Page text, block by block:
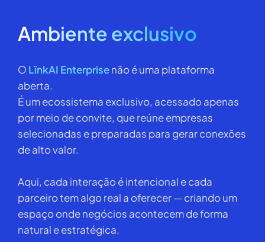
Ambiente exclusivo
O LïnkAI Enterprisenão é uma plataforma
aberta.
É um ecossistema exclusivo, acessado apenas
por meio de convite, que reúne empresas
selecionadas e preparadas para gerar conexões
de alto valor.
Aqui, cada interação é intencional e cada
parceiro tem algo real a oferecer — criando um
espaço onde negócios acontecem de forma
natural e estratégica.